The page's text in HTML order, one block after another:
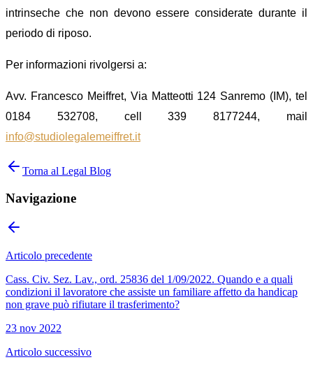
intrinseche che non devono essere considerate durante il
periodo di riposo.
Per informazioni rivolgersi a:
Avv. Francesco Meiffret, Via Matteotti 124 Sanremo (IM), tel
0184 532708, cell 339 8177244, mail
info@studiolegalemeiffret.it
Torna al Legal Blog
Navigazione
Articolo precedente
Cass. Civ. Sez. Lav., ord. 25836 del 1/09/2022. Quando e a quali
condizioni il lavoratore che assiste un familiare affetto da handicap
non grave può rifiutare il trasferimento?
23 nov 2022
Articolo successivo